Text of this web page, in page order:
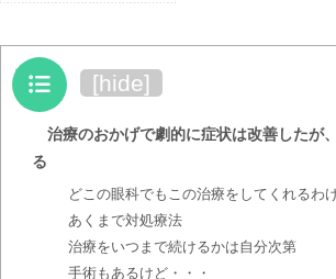
目次 [hide]
治療のおかげで劇的に症状は改善したが
る
どこの眼科でもこの治療をしてくれるわ
あくまで対処療法
治療をいつまで続けるかは自分次第
手術もあるけど・・・